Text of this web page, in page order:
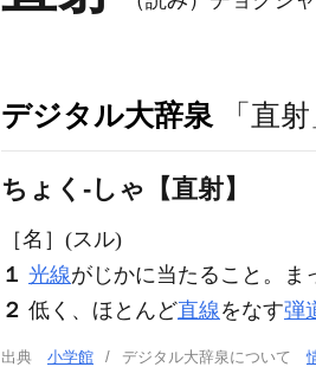
デジタル大辞泉 「直
ちょく‐しゃ【直射】
［名］ (スル)
１ 光線がじかに当たること。ま
２ 低く、ほとんど直線をなす弾
出典 小学館 デジタル大辞泉について